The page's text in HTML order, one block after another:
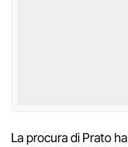
La procura di Prato